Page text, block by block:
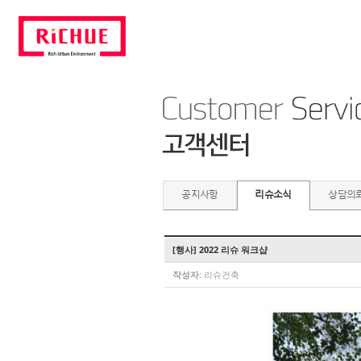
공지사항 리슈소식 상담의
[행사] 2022 리슈 워크샵
작성자: 리슈건축